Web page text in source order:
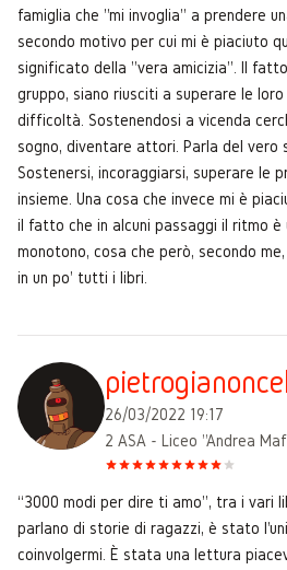
famiglia che "mi invoglia" a prendere
secondo motivo per cui mi è piaciuto
significato della "vera amicizia". Il
gruppo, siano riusciti a superare le
difficoltà. Sostenendosi a vicenda
sogno, diventare attori. Parla del vero
Sostenersi, incoraggiarsi, superare le
insieme. Una cosa che invece mi è
il fatto che in alcuni passaggi il ritmo
monotono, cosa che però, secondo
in un po' tutti i libri.
26/03/2022 19:17
2 ASA - Liceo "Andrea
“3000 modi per dire ti amo”, tra i vari
parlano di storie di ragazzi, è stato
coinvolgermi. È stata una lettura